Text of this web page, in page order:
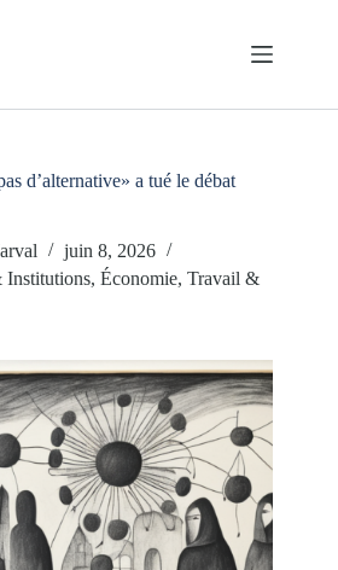
d’alternative» a tué le débat
juin 8, 2026
Institutions, Économie, Travail &